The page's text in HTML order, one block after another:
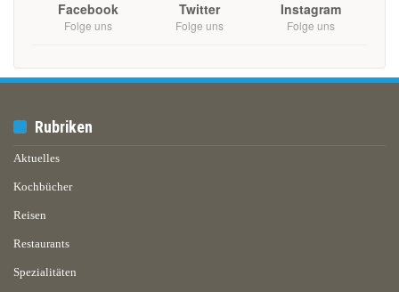
Facebook
Folge uns
Twitter
Folge uns
Instagram
Folge uns
Rubriken
Aktuelles
Kochbücher
Reisen
Restaurants
Spezialitäten